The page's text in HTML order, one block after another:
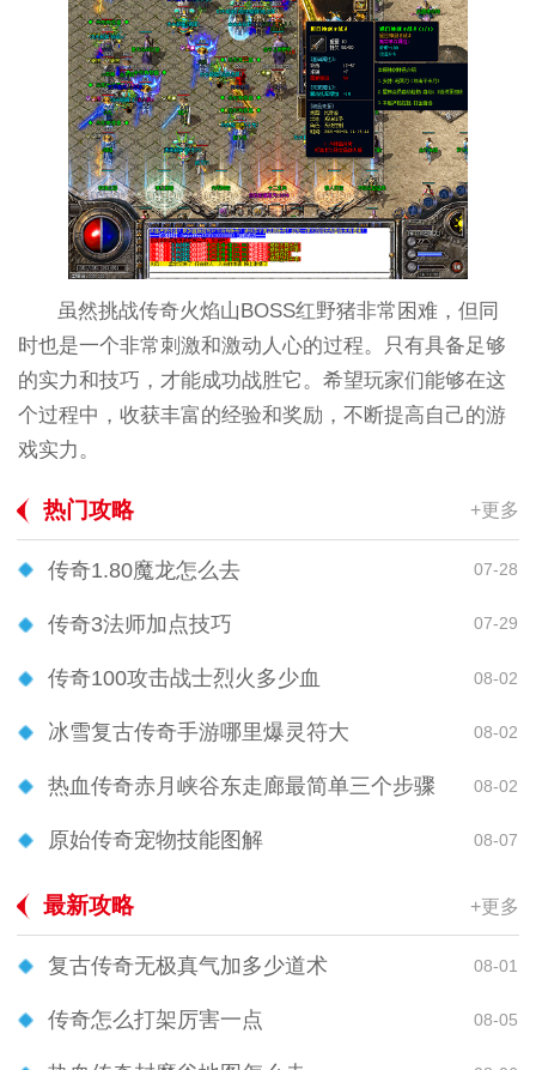
虽然挑战传奇火焰山BOSS红野猪非常困难，但同
时也是一个非常刺激和激动人心的过程。只有具备足够
的实力和技巧，才能成功战胜它。希望玩家们能够在这
个过程中，收获丰富的经验和奖励，不断提高自己的游
戏实力。
热门攻略 +更多
传奇1.80魔龙怎么去 07-28
传奇3法师加点技巧 07-29
传奇100攻击战士烈火多少血 08-02
冰雪复古传奇手游哪里爆灵符大 08-02
热血传奇赤月峡谷东走廊最简单三个步骤 08-02
原始传奇宠物技能图解 08-07
最新攻略 +更多
复古传奇无极真气加多少道术 08-01
传奇怎么打架厉害一点 08-05